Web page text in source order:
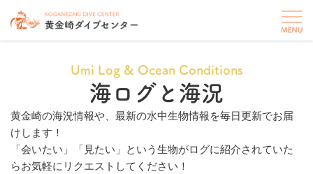
Umi Log & Ocean Conditions
海ログと海況
黄金崎の海況情報や、最新の水中生物情報を毎日更新でお届
けします！
「会いたい」「見たい」という生物がログに紹介されていた
らお気軽にリクエストしてください！